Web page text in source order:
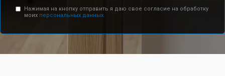
Нажимая на кнопку отправить я даю свое согласие на обработку
моих персональных данных.